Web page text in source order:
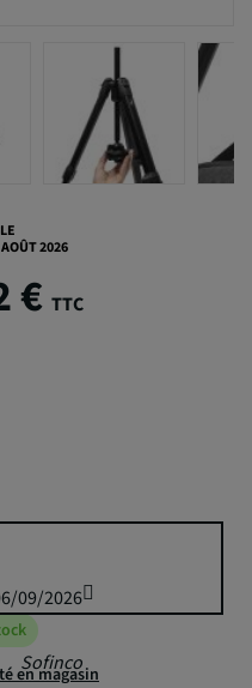
2026
€ TTC
Sofinco
09/2026
en magasin